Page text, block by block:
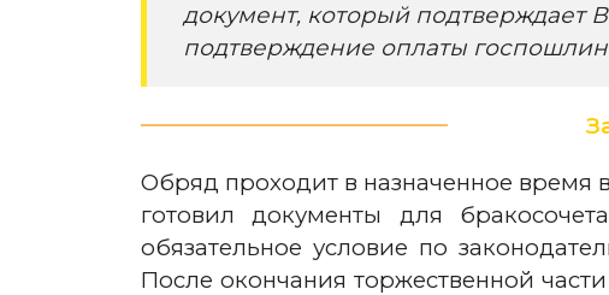
документ, который
подтверждение оплаты
Обряд проходит в назначенное время
готовил документы для
обязательное условие по
После окончания торжественной